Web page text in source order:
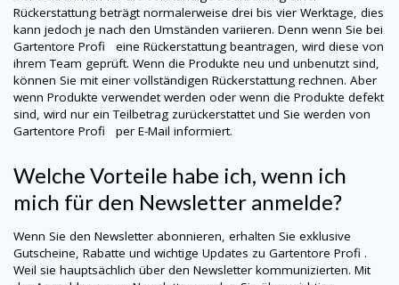
Rückerstattung beträgt normalerweise drei bis vier Werktage, dies
kann jedoch je nach den Umständen variieren. Denn wenn Sie bei
Gartentore Profi
eine Rückerstattung beantragen, wird diese von
ihrem Team geprüft. Wenn die Produkte neu und unbenutzt sind,
können Sie mit einer vollständigen Rückerstattung rechnen. Aber
wenn Produkte verwendet werden oder wenn die Produkte defekt
sind, wird nur ein Teilbetrag zurückerstattet und Sie werden von
Gartentore Profi
per E-Mail informiert.
Welche Vorteile habe ich, wenn ich
mich für den Newsletter anmelde?
Wenn Sie den Newsletter abonnieren, erhalten Sie exklusive
Gutscheine, Rabatte und wichtige Updates zu Gartentore Profi .
Weil sie hauptsächlich über den Newsletter kommunizierten. Mit